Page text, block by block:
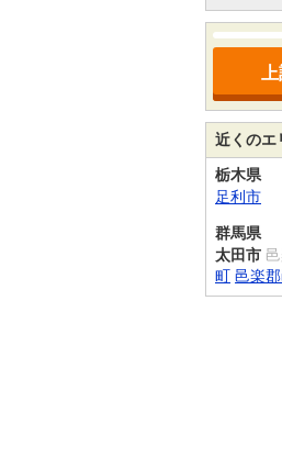
上
近くのエ
栃木県
足利市
群馬県
太田市
町 邑楽